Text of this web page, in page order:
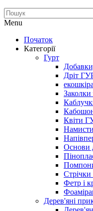
Menu
Початок
Категорії
Гурт
Дріт
Квіти
Основи
Фетр і
Дерев'яні